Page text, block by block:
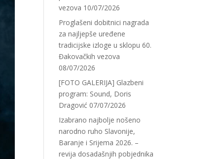
vezova 10/07/2026
Proglašeni dobitnici nagrada
za najljepše uređene
tradicijske izloge u sklopu 60.
Đakovačkih vezova
08/07/2026
[FOTO GALERIJA] Glazbeni
program: Sound, Doris
Dragović 07/07/2026
Izabrano najbolje nošeno
narodno ruho Slavonije,
Baranje i Srijema 2026. –
revija dosadašnjih pobjednika